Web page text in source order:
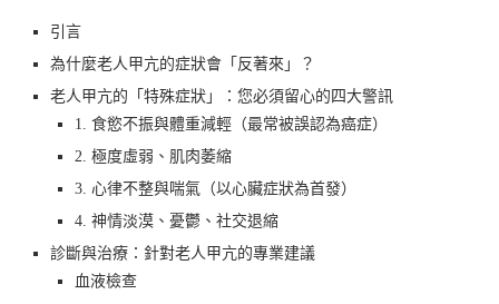
引言
為什麼老人甲亢的症狀會「反著來」？
老人甲亢的「特殊症狀」：您必須留心的四大警訊
1. 食慾不振與體重減輕（最常被誤認為癌症）
2. 極度虛弱、肌肉萎縮
3. 心律不整與喘氣（以心臟症狀為首發）
4. 神情淡漠、憂鬱、社交退縮
診斷與治療：針對老人甲亢的專業建議
血液檢查